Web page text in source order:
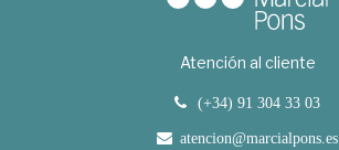
Atención al cliente
(+34) 91 304 33 03
atencion@marcialpons.es